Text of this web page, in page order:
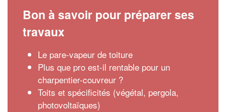
Bon à savoir pour préparer ses
travaux
Le pare-vapeur de toiture
Plus que pro est-il rentable pour un
charpentier-couvreur ?
Toits et spécificités (végétal, pergola,
photovoltaïques)